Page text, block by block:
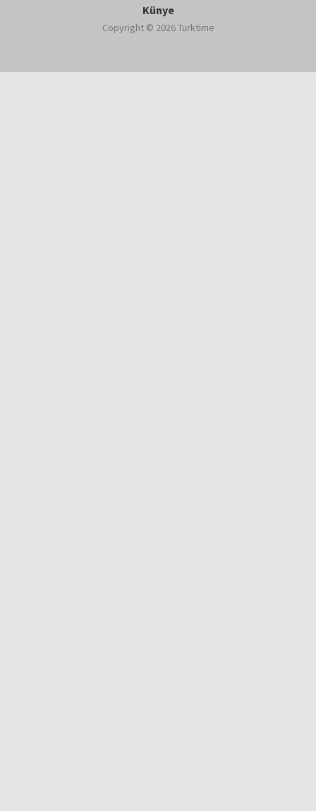
Künye
Copyright © 2026 Turktime